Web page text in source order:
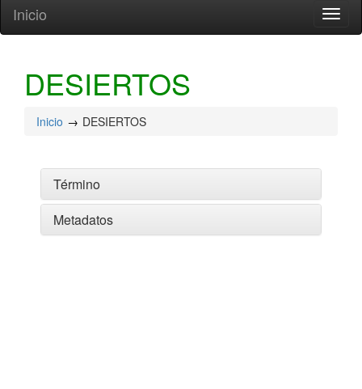
Inicio
DESIERTOS
Inicio DESIERTOS
Término
Metadatos